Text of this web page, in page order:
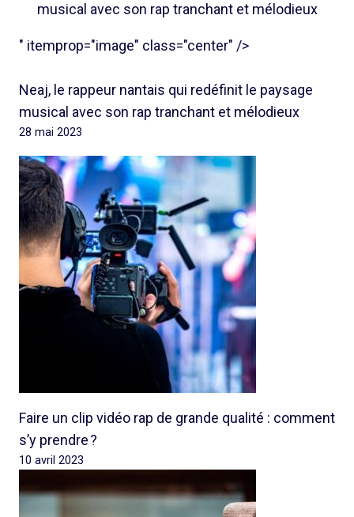
musical avec son rap tranchant et mélodieux
" itemprop="image" class="center" />
Neaj, le rappeur nantais qui redéfinit le paysage
musical avec son rap tranchant et mélodieux
28 mai 2023
Faire un clip vidéo rap de grande qualité : comment
s’y prendre ?
10 avril 2023